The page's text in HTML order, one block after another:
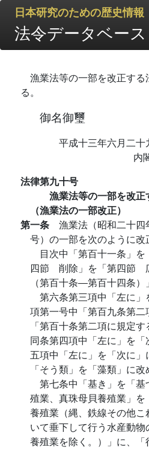
日本研究のための歴史情報
法令データベース
漁業法等の一部を改正す
る。
御名御璽
平成十三年六月二十
内
法律第九十号
漁業法等の一部を改正
（漁業法の一部改正）
第一条 漁業法（昭和二十
号）の一部を次のように改
目次中「第百十一条」
四節 削除」を「第四節
（第百十条―第百十四条）
第六条第三項中「左に
項第一号中「第百九条第
「第百十条第二項に規定す
同条第四項中「左に」を
五項中「左に」を「次に
「そう類」を「藻類」に改
第七条中「基き」を「
殖業、真珠母貝養殖業」
養殖業（縄、鉄線その他
いて垂下して行う水産動
養殖業を除く。）」に、